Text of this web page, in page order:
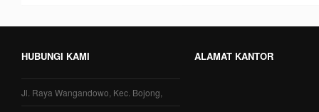
HUBUNGI KAMI
Jl. Raya Wangandowo, Kec. Bojong,
ALAMAT KANTOR